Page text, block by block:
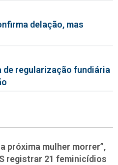
delação, mas
de regularização fundiária
próxima mulher morrer”,
registrar 21 feminicídios